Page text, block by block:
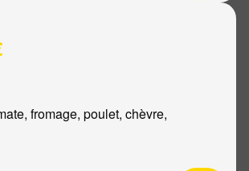
fromage, poulet, chèvre,